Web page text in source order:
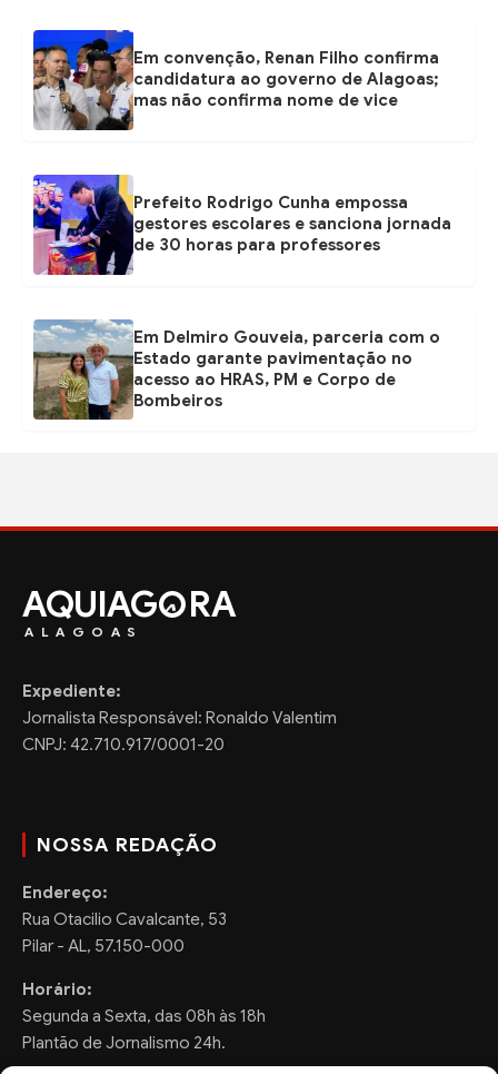
Em convenção, Renan Filho confirma
candidatura ao governo de Alagoas;
mas não confirma nome de vice
Prefeito Rodrigo Cunha empossa
gestores escolares e sanciona jornada
de 30 horas para professores
Em Delmiro Gouveia, parceria com o
Estado garante pavimentação no
acesso ao HRAS, PM e Corpo de
Bombeiros
AQUIAG RA
ALAGOAS
Expediente:
Jornalista Responsável: Ronaldo Valentim
CNPJ: 42.710.917/0001-20
NOSSA REDAÇÃO
Endereço:
Rua Otacilio Cavalcante, 53
Pilar - AL, 57.150-000
Horário:
Segunda a Sexta, das 08h às 18h
Plantão de Jornalismo 24h.